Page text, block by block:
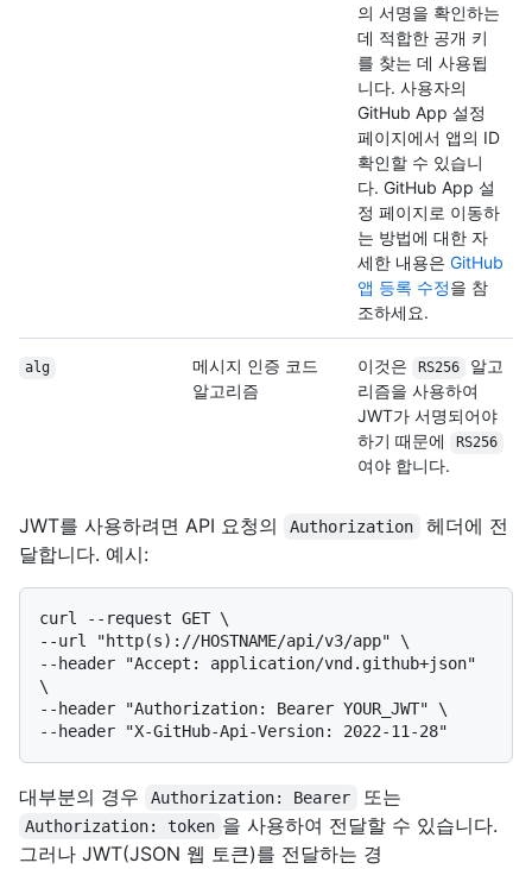
의 서명을 확인하는
데 적합한 공개 키
를 찾는 데 사용됩
니다. 사용자의
GitHub App 설정
페이지에서 앱의 ID
확인할 수 있습니
다. GitHub App 설
정 페이지로 이동하
는 방법에 대한 자
세한 내용은 GitHub
앱 등록 수정을 참
조하세요.
alg
메시지 인증 코드
알고리즘
이것은 RS256
알고
리즘을 사용하여
JWT가 서명되어야
하기 때문에
RS256
여야 합니다.
JWT를 사용하려면 API 요청의 Authorization
헤더에 전
달합니다. 예시:
curl --request GET \
--url "http(s)://HOSTNAME/api/v3/app" \
--header "Accept: application/vnd.github+json"
\
--header "Authorization: Bearer YOUR_JWT" \
대부분의 경우 Authorization: Bearer 또는
Authorization: token 을 사용하여 전달할 수 있습니다.
그러나 JWT(JSON 웹 토큰)를 전달하는 경